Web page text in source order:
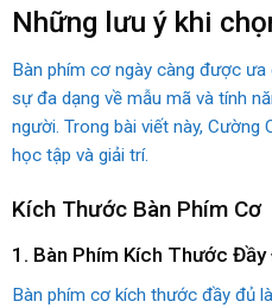
Những lưu ý khi
Bàn phím cơ ngày càng được
sự đa dạng về mẫu mã và tính
người. Trong bài viết này,
học tập và giải trí.
Kích Thước Bàn Phím Cơ
1. Bàn Phím Kích Thước
Bàn phím cơ kích thước đầy đủ